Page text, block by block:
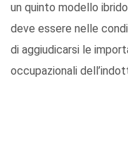
un quinto modello
deve essere nelle
di aggiudicarsi le
occupazionali